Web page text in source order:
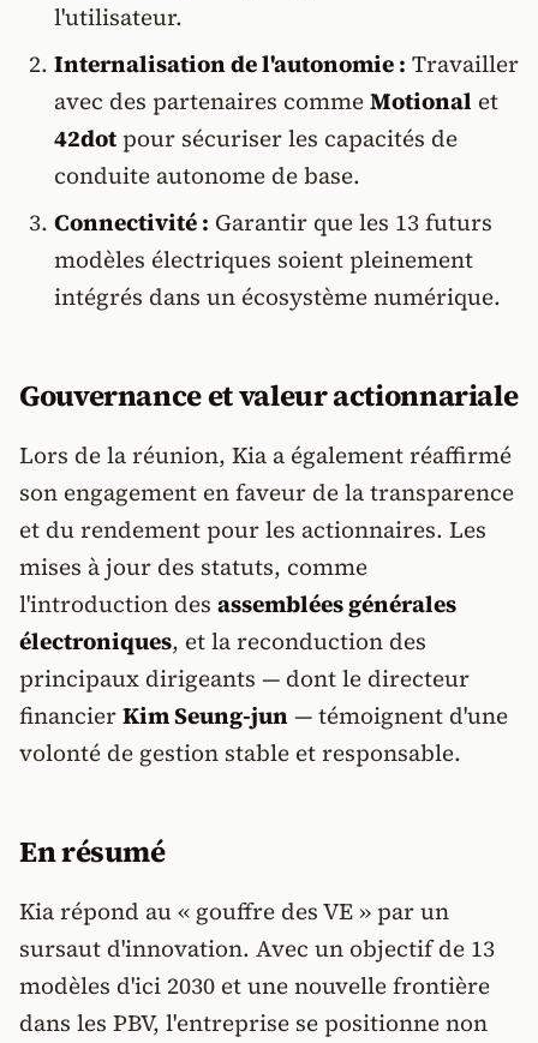
l'utilisateur.
Internalisation de l'autonomie : Travailler
avec des partenaires commeMotional et
42dotpour sécuriser les capacités de
conduite autonome de base.
Connectivité : Garantir que les 13 futurs
modèles électriques soient pleinement
intégrés dans un écosystème numérique.
Gouvernance et valeur actionnariale
Lors de la réunion, Kia a également réaffirmé
son engagement en faveur de la transparence
et du rendement pour les actionnaires. Les
mises à jour des statuts, comme
l'introduction des assemblées générales
électroniques, et la reconduction des
principaux dirigeants — dont le directeur
financierKim Seung-jun— témoignent d'une
volonté de gestion stable et responsable.
En résumé
Kia répond au « gouffre des VE » par un
sursaut d'innovation. Avec un objectif de 13
modèles d'ici 2030 et une nouvelle frontière
dans les PBV, l'entreprise se positionne non